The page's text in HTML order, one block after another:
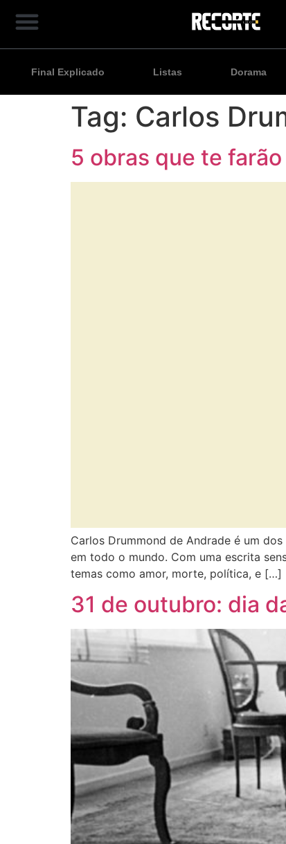
Final Explicado Listas Dorama
Tag: Carlos
5 obras que te
Carlos Drummond de Andrade é um
em todo o mundo. Com uma escrita
temas como amor, morte, política, e […]
31 de outubro: dia